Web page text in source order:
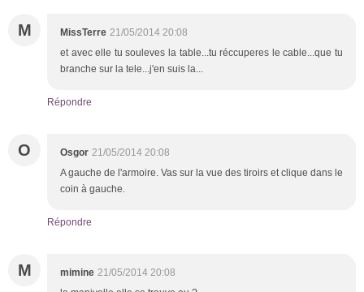
M MissTerre 21/05/2014 20:08
et avec elle tu souleves la table...tu réccuperes le cable...que tu
branche sur la tele...j'en suis la...
Répondre
O Osgor 21/05/2014 20:08
A gauche de l'armoire. Vas sur la vue des tiroirs et clique dans le
coin à gauche.
Répondre
M mimine 21/05/2014 20:08